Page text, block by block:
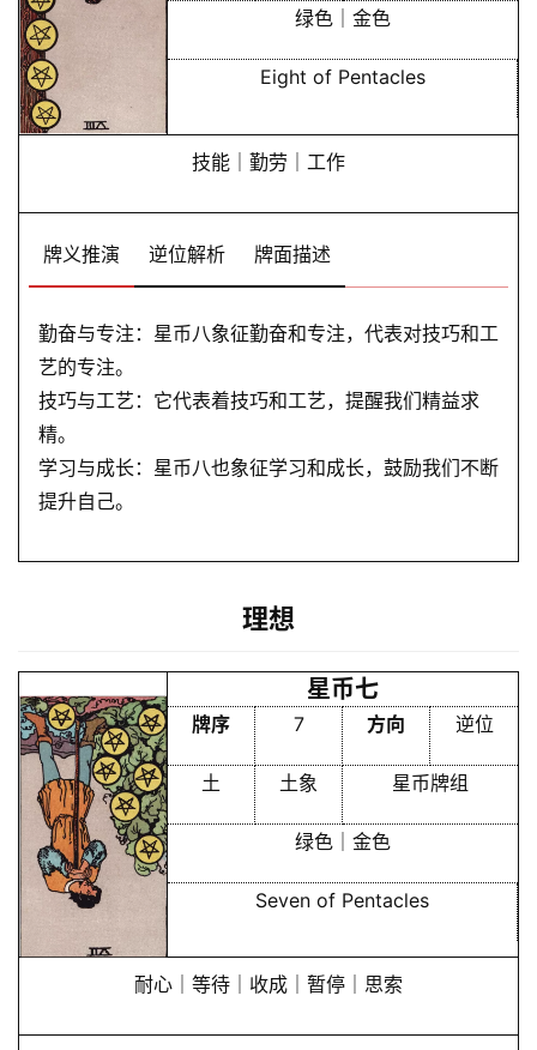
占
卜
解
梦
服
务
绿色｜金色
Eight of Pentacles
技能｜勤劳｜工作
牌义推演 逆位解析 牌面描述
勤奋与专注：星币八象征勤奋和专注，代表对技巧和工
艺的专注。
技巧与工艺：它代表着技巧和工艺，提醒我们精益求
精。
学习与成长：星币八也象征学习和成长，鼓励我们不断
提升自己。
理想
星币七
牌序 7 方向 逆位
土 土象 星币牌组
绿色｜金色
Seven of Pentacles
耐心｜等待｜收成｜暂停｜思索